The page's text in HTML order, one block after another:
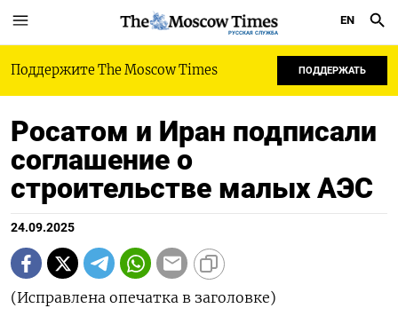
РУССКАЯ СЛУЖБА
EN
Поддержите The Moscow Times ПОДДЕРЖАТЬ
Росатом и Иран подписали
соглашение о
строительстве малых АЭС
24.09.2025
(Исправлена опечатка в заголовке)